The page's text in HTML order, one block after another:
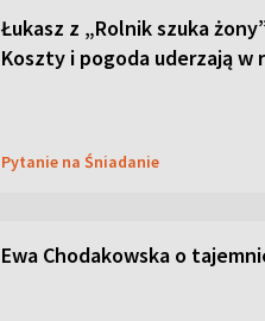
Łukasz z „Rolnik szuka
Koszty i pogoda uderzają w
Pytanie na Śniadanie
Ewa Chodakowska o